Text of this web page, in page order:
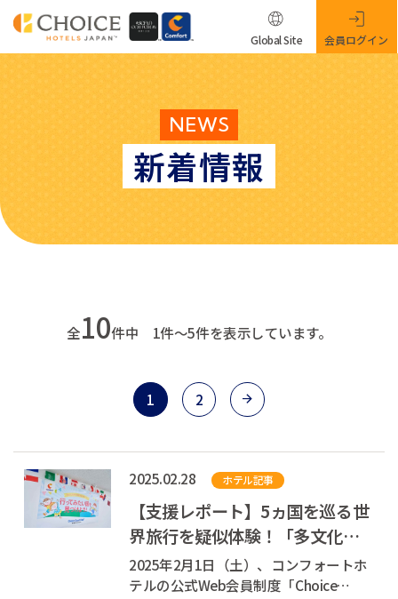
NEWS
新着情報
Global Site 会員ログイン
全10件中 1件～5件を表示しています。
1 2
2025.02.28 ホテル記事
【支援レポート】5ヵ国を巡る世
界旅行を疑似体験！「多文化交
流で、世界を旅する一日。行っ
てみたい国を...
2025年2月1日（土）、コンフォートホ
テルの公式Web会員制度「Choice